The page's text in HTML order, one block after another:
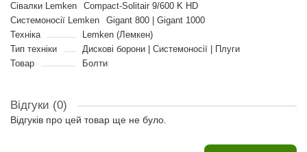
Сівалки Lemken
Compact-Solitair 9/600 K HD
Системоносії Lemken
Gigant 800 | Gigant 1000
Техніка
Lemken (Лемкен)
Тип техніки
Дискові борони | Системоносії | Плуги
Товар
Болти
Відгуки (0)
Відгуків про цей товар ще не було.